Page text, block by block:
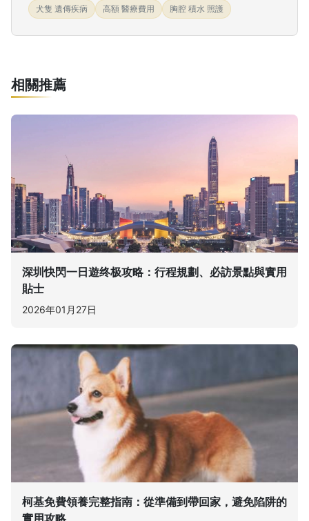
犬隻 遺傳疾病 高額 醫療費用 胸腔 積水 照護
相關推薦
深圳快閃一日遊终极攻略：行程規劃、必訪景點與實用
貼士
2026年01月27日
柯基免費領養完整指南：從準備到帶回家，避免陷阱的